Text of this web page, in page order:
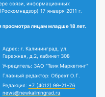
связи, информационных
17 января 2011 г.
просмотра лицам младше 18 лет.
Адрес: г. Калининград, ул.
Гаражная, д.2, кабинет 308
Учредитель: ЗАО "Твик Маркетинг"
Главный редактор: Обрехт О.Г.
Редакция: +7 (4012) 99-21-76
news@newkaliningrad.ru